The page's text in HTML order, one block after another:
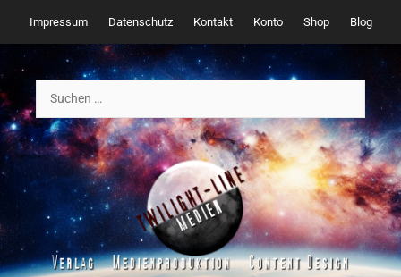
Inhalt
springen
Impressum Datenschutz Kontakt Konto Shop Blog
nach: